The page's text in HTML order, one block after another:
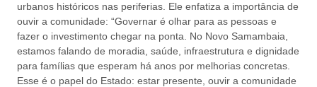
urbanos históricos nas periferias. Ele enfatiza a importância de
ouvir a comunidade: “Governar é olhar para as pessoas e
fazer o investimento chegar na ponta. No Novo Samambaia,
estamos falando de moradia, saúde, infraestrutura e dignidade
para famílias que esperam há anos por melhorias concretas.
Esse é o papel do Estado: estar presente, ouvir a comunidade